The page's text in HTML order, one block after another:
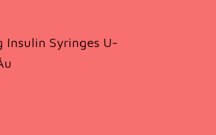
Syringes U-